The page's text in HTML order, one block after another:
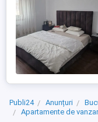
Publi24 Anunțuri
Apartamente de